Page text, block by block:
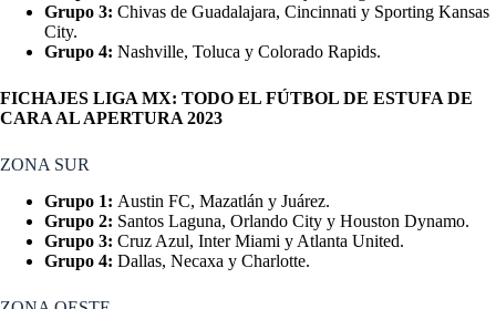
Grupo 3: Chivas de Guadalajara, Cincinnati y Sporting Kansas
City.
Grupo 4: Nashville, Toluca y Colorado Rapids.
FICHAJES LIGA MX: TODO EL FÚTBOL DE ESTUFA DE
CARA AL APERTURA 2023
ZONA SUR
Grupo 1: Austin FC, Mazatlán y Juárez.
Grupo 2: Santos Laguna, Orlando City y Houston Dynamo.
Grupo 3: Cruz Azul, Inter Miami y Atlanta United.
Grupo 4: Dallas, Necaxa y Charlotte.